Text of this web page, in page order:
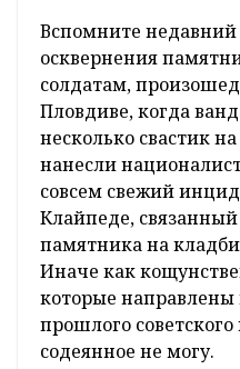
Вспомните
осквернения
солдатам,
Пловдиве, когда
несколько свастик
нанесли
совсем свежий
Клайпеде,
памятника на
Иначе как
которые направлены
прошлого советского
содеянное не могу.